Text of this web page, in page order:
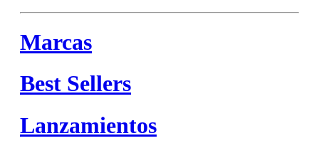
Marcas
Best Sellers
Lanzamientos